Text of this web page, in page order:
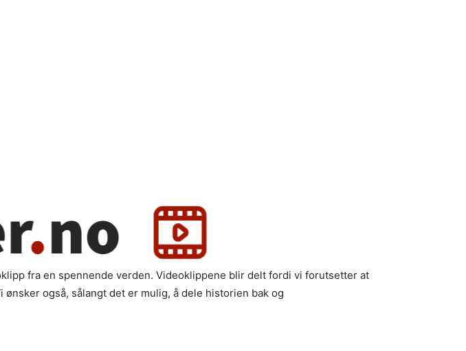
fra en spennende verden. Videoklippene blir delt fordi vi forutsetter at
også, sålangt det er mulig, å dele historien bak og